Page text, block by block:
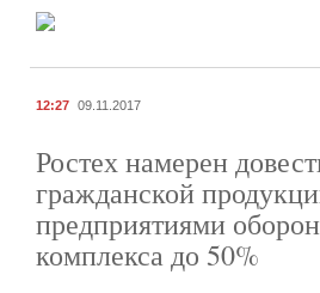
12:27 09.11.2017
Ростех намерен
гражданской
предприятиями
комплекса до 50%